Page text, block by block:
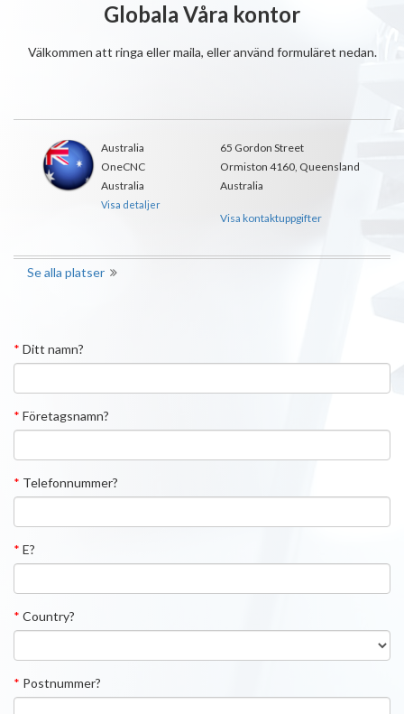
Globala Våra kontor
Välkommen att ringa eller maila, eller använd formuläret nedan.
Australia
OneCNC
Australia
Visa detaljer
65 Gordon Street
Ormiston 4160, Queensland
Australia
Visa kontaktuppgifter
Se alla platser
* Ditt namn?
* Företagsnamn?
* Telefonnummer?
* E?
* Country?
* Postnummer?